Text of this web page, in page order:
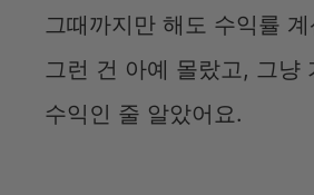
그때까지만 해도 수익률
그런 건 아예 몰랐고, 그냥
수익인 줄 알았어요.